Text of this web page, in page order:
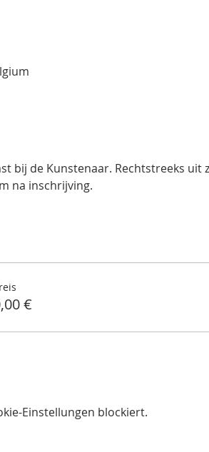
bij de Kunstenaar. Rechtstreeks uit
na inschrijving.
€
Einstellungen blockiert.